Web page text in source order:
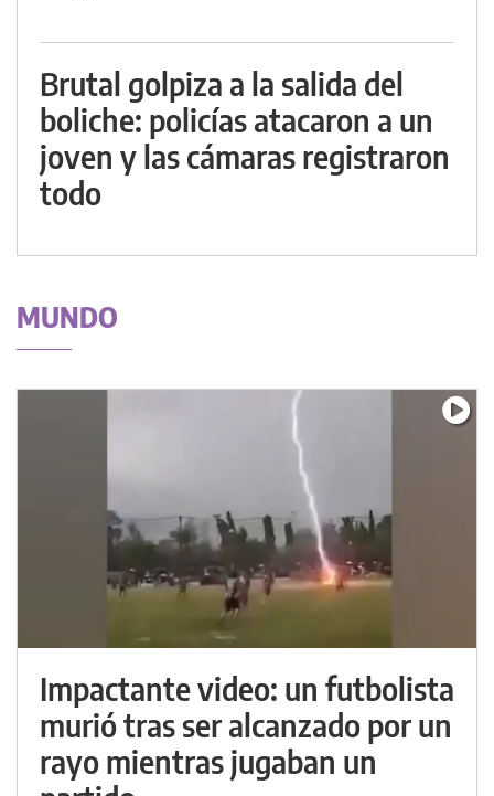
Brutal golpiza a la salida del
boliche: policías atacaron a un
joven y las cámaras registraron
todo
MUNDO
Impactante video: un futbolista
murió tras ser alcanzado por un
rayo mientras jugaban un